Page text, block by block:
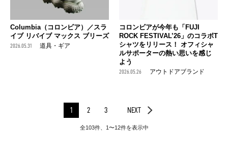
Columbia（コロンビア）／スラ
イブ リバイブ マックス ブリーズ
2026.05.31 道具・ギア
コロンビアが今年も「FUJI
ROCK FESTIVAL’26」のコラボT
シャツをリリース！ オフィシャ
ルサポーターの熱い思いを感じ
よう
2026.05.26 アウトドアブランド
1 2 3 NEXT
全103件、1〜12件を表示中